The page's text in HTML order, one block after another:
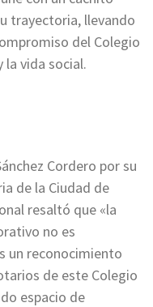
trayectoria, llevando
del Colegio
la vida social.
Cordero por su
de la Ciudad de
resaltó que «la
no es
un reconocimiento
de este Colegio
espacio de